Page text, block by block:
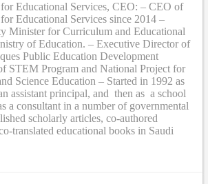
Educational Services, CEO: – CEO of
Educational Services since 2014 –
Minister for Curriculum and Educational
of Education. – Executive Director of
Public Education Development
STEM Program and National Project for
Science Education – Started in 1992 as
assistant principal, and then as a school
a consultant in a number of governmental
scholarly articles, co-authored
translated educational books in Saudi